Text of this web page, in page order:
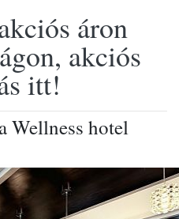
áron
akciós
itt!
Wellness hotel